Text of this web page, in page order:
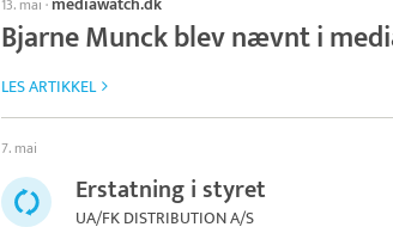
13. mai ·
Bjarne Munck blev nævnt i
LES ARTIKKEL
7. mai
Erstatning i styret
UA/FK DISTRIBUTION A/S